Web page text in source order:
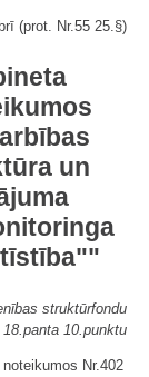
(prot. Nr.55 25.§)
un
struktūrfondu
10.punktu
Nr.402